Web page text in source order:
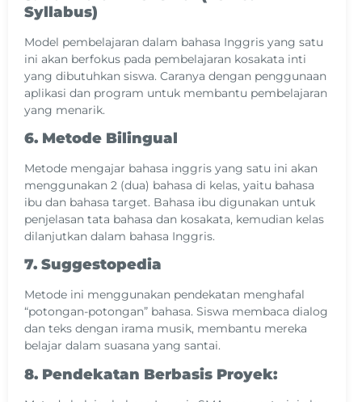
Syllabus)
Model pembelajaran dalam bahasa Inggris yang satu
ini akan berfokus pada pembelajaran kosakata inti
yang dibutuhkan siswa. Caranya dengan penggunaan
aplikasi dan program untuk membantu pembelajaran
yang menarik.
6. Metode Bilingual
Metode mengajar bahasa inggris yang satu ini akan
menggunakan 2 (dua) bahasa di kelas, yaitu bahasa
ibu dan bahasa target. Bahasa ibu digunakan untuk
penjelasan tata bahasa dan kosakata, kemudian kelas
dilanjutkan dalam bahasa Inggris.
7. Suggestopedia
Metode ini menggunakan pendekatan menghafal
“potongan-potongan” bahasa. Siswa membaca dialog
dan teks dengan irama musik, membantu mereka
belajar dalam suasana yang santai​.
8. Pendekatan Berbasis Proyek: